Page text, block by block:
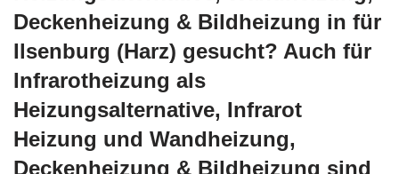
Deckenheizung & Bildheizung in für
Ilsenburg (Harz) gesucht? Auch für
Infrarotheizung als
Heizungsalternative, Infrarot
Heizung und Wandheizung,
Deckenheizung & Bildheizung sind